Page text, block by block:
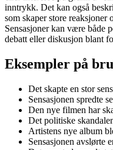
inntrykk. Det kan også
som skaper store
Sensasjoner kan være både
debatt eller diskusjon blant
Eksempler på
Det skapte en stor
Sensasjonen spredte
Den nye filmen har
Det politiske
Artistens nye album
Sensasjonen avslørte